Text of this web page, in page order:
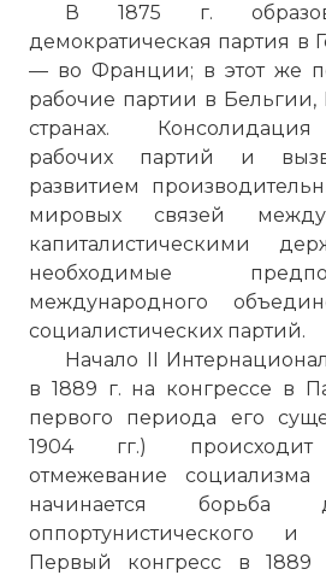
В 1875 г.
демократическая партия в
— во Франции; в этот же
рабочие партии в
странах.
рабочих партий и
развитием
мировых связей
капиталистическими
необходимые
международного
социалистических партий.
Начало II
в 1889 г. на конгрессе в
первого периода его
1904 гг.) происходит
отмежевание
начинается борьба
оппортунистического и
Первый конгресс в 1889